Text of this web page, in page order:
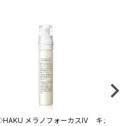
メラノフォーカスIV
キュレル